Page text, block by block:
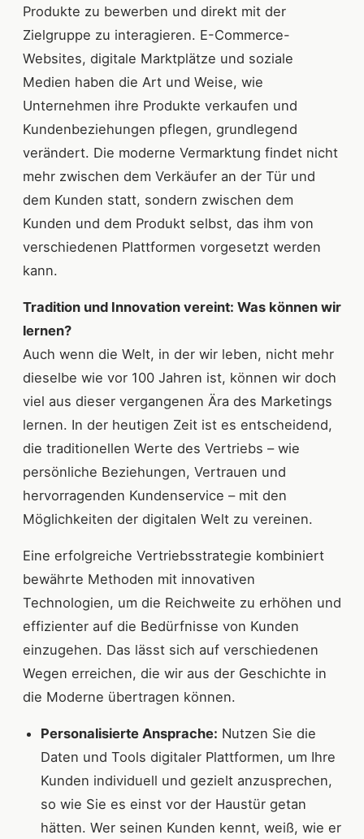
Produkte zu bewerben und direkt mit der
Zielgruppe zu interagieren. E-Commerce-
Websites, digitale Marktplätze und soziale
Medien haben die Art und Weise, wie
Unternehmen ihre Produkte verkaufen und
Kundenbeziehungen pflegen, grundlegend
verändert. Die moderne Vermarktung findet nicht
mehr zwischen dem Verkäufer an der Tür und
dem Kunden statt, sondern zwischen dem
Kunden und dem Produkt selbst, das ihm von
verschiedenen Plattformen vorgesetzt werden
kann.
Tradition und Innovation vereint: Was können wir
lernen?
Auch wenn die Welt, in der wir leben, nicht mehr
dieselbe wie vor 100 Jahren ist, können wir doch
viel aus dieser vergangenen Ära des Marketings
lernen. In der heutigen Zeit ist es entscheidend,
die traditionellen Werte des Vertriebs – wie
persönliche Beziehungen, Vertrauen und
hervorragenden Kundenservice – mit den
Möglichkeiten der digitalen Welt zu vereinen.
Eine erfolgreiche Vertriebsstrategie kombiniert
bewährte Methoden mit innovativen
Technologien, um die Reichweite zu erhöhen und
effizienter auf die Bedürfnisse von Kunden
einzugehen. Das lässt sich auf verschiedenen
Wegen erreichen, die wir aus der Geschichte in
die Moderne übertragen können.
Personalisierte Ansprache: Nutzen Sie die
Daten und Tools digitaler Plattformen, um Ihre
Kunden individuell und gezielt anzusprechen,
so wie Sie es einst vor der Haustür getan
hätten. Wer seinen Kunden kennt, weiß, wie er